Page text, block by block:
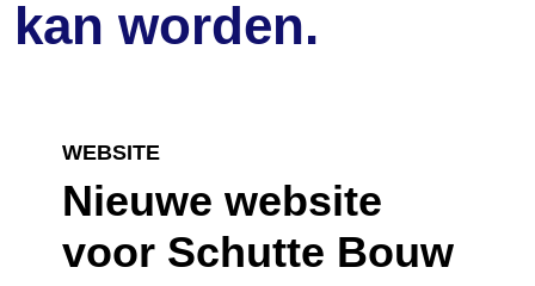
kan worden.
WEBSITE
Nieuwe website
voor Schutte Bouw